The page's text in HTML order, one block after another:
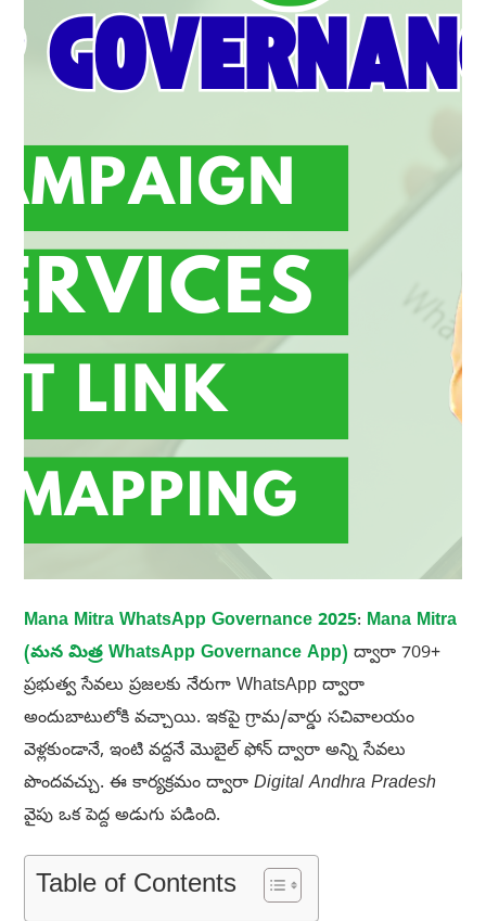
Mana Mitra WhatsApp Governance 2025: Mana Mitra
(మన మిత్ర WhatsApp Governance App) ద్వారా 709+
ప్రభుత్వ సేవలు ప్రజలకు నేరుగా WhatsApp ద్వారా
అందుబాటులోకి వచ్చాయి. ఇకపై గ్రామ/వార్డు సచివాలయం
వెళ్లకుండానే, ఇంటి వద్దనే మొబైల్ ఫోన్ ద్వారా అన్ని సేవలు
పొందవచ్చు. ఈ కార్యక్రమం ద్వారా Digital Andhra Pradesh
వైపు ఒక పెద్ద అడుగు పడింది.
Table of Contents